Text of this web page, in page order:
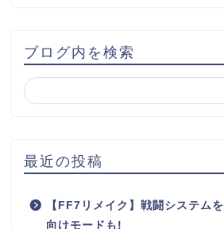
ブログ内を検索
最近の投稿
【FF7リメイク】戦闘システム
向けモードも!